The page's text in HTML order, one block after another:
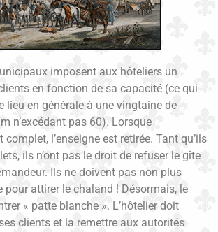
imposent aux hôteliers un
en fonction de sa capacité (ce qui
lieu en générale à une vingtaine de
n’excédant pas 60). Lorsque
complet, l’enseigne est retirée. Tant qu’ils
ils n’ont pas le droit de refuser le gîte
Ils ne doivent pas non plus
pour attirer le chaland ! Désormais, le
« patte blanche ». L’hôtelier doit
clients et la remettre aux autorités